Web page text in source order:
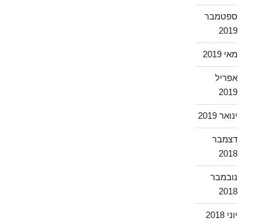
ספטמבר
2019
מאי 2019
אפריל
2019
ינואר 2019
דצמבר
2018
נובמבר
2018
יוני 2018